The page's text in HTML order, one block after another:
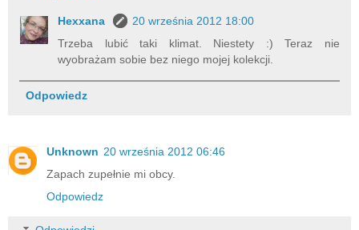
Hexxana
20 września 2012 18:00
Trzeba lubić taki klimat. Niestety :) Teraz nie
wyobrażam sobie bez niego mojej kolekcji.
Odpowiedz
Unknown 20 września 2012 06:46
Zapach zupełnie mi obcy.
Odpowiedz